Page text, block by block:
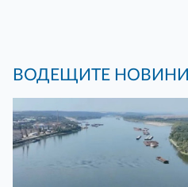
ВОДЕЩИТЕ НОВИНИ